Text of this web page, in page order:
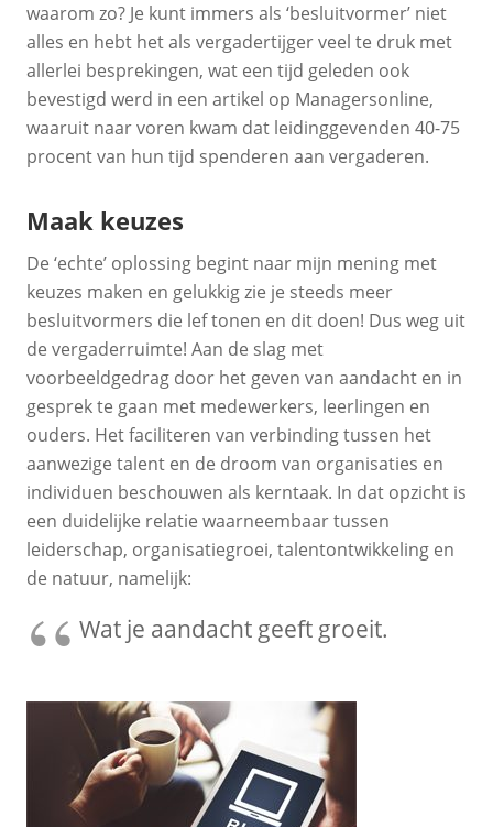
waarom zo? Je kunt immers als ‘besluitvormer’ niet
alles en hebt het als vergadertijger veel te druk met
allerlei besprekingen, wat een tijd geleden ook
bevestigd werd in een artikel op Managersonline,
waaruit naar voren kwam dat leidinggevenden 40-75
procent van hun tijd spenderen aan vergaderen.
Maak keuzes
De ‘echte’ oplossing begint naar mijn mening met
keuzes maken en gelukkig zie je steeds meer
besluitvormers die lef tonen en dit doen! Dus weg uit
de vergaderruimte! Aan de slag met
voorbeeldgedrag door het geven van aandacht en in
gesprek te gaan met medewerkers, leerlingen en
ouders. Het faciliteren van verbinding tussen het
aanwezige talent en de droom van organisaties en
individuen beschouwen als kerntaak. In dat opzicht is
een duidelijke relatie waarneembaar tussen
leiderschap, organisatiegroei, talentontwikkeling en
de natuur, namelijk:
Wat je aandacht geeft groeit.